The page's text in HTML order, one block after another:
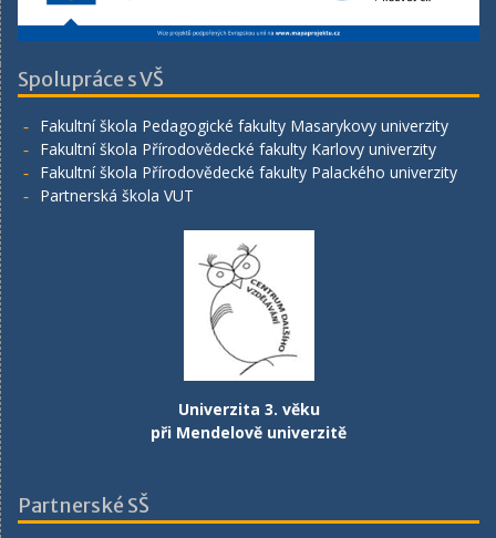
Spolupráce s VŠ
Fakultní škola Pedagogické fakulty Masarykovy univerzity
Fakultní škola Přírodovědecké fakulty Karlovy univerzity
Fakultní škola Přírodovědecké fakulty Palackého univerzity
Partnerská škola VUT
Univerzita 3. věku
při Mendelově univerzitě
Partnerské SŠ